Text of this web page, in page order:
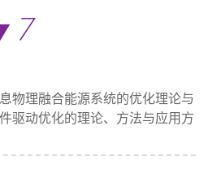
物理融合能源系统的优化理论与
驱动优化的理论、方法与应用方